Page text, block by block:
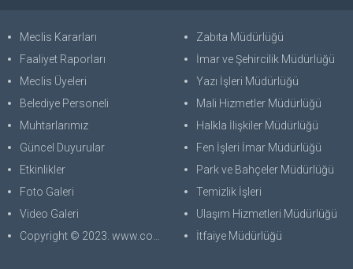
Meclis Kararları
Faaliyet Raporları
Meclis Üyeleri
Belediye Personeli
Muhtarlarımız
Güncel Duyurular
Etkinlikler
Foto Galeri
Video Galeri
Copyright © 2023. www.corabilgisayar.com Her Hakkı Saklıdır. kopyalanması, çoğaltılması ve dağıtılması halinde yasal haklarımız işletilecektir.
Zabıta Müdürlüğü
İmar ve Şehircilik Müdürlüğü
Yazı İşleri Müdürlüğü
Mali Hizmetler Müdürlüğü
Halkla İlişkiler Müdürlüğü
Fen İşleri İmar Müdürlüğü
Park ve Bahçeler Müdürlüğü
Temizlik İşleri
Ulaşım Hizmetleri Müdürlüğü
İtfaiye Müdürlüğü